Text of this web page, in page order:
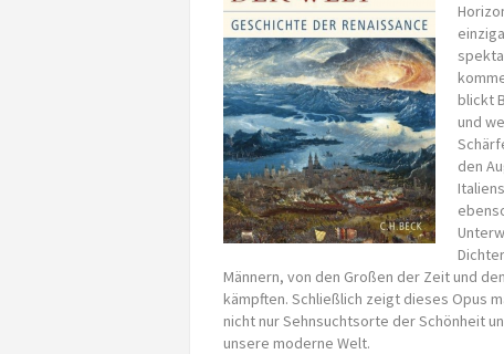
blickt
und
den
Männern, von den Großen der Zeit und
kämpften. Schließlich zeigt dieses Opus
nicht nur Sehnsuchtsorte der Schönheit
unsere moderne Welt.